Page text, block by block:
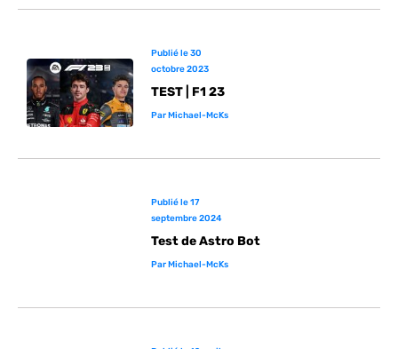
Publié le30
octobre 2023
TEST | F1 23
ParMichael-McKs
Publié le17
septembre 2024
Test de Astro Bot
ParMichael-McKs